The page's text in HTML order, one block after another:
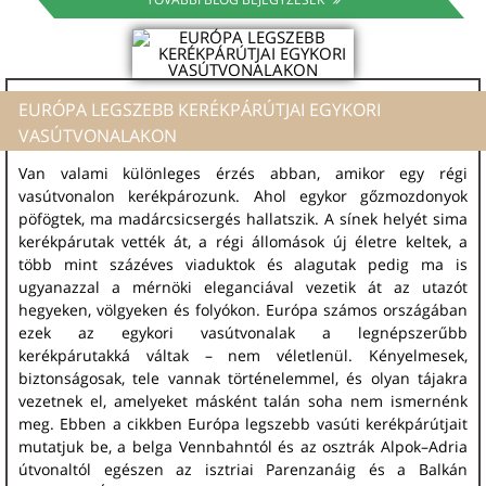
EURÓPA LEGSZEBB KERÉKPÁRÚTJAI EGYKORI
VASÚTVONALAKON
Van valami különleges érzés abban, amikor egy régi
vasútvonalon kerékpározunk. Ahol egykor gőzmozdonyok
pöfögtek, ma madárcsicsergés hallatszik. A sínek helyét sima
kerékpárutak vették át, a régi állomások új életre keltek, a
több mint százéves viaduktok és alagutak pedig ma is
ugyanazzal a mérnöki eleganciával vezetik át az utazót
hegyeken, völgyeken és folyókon. Európa számos országában
ezek az egykori vasútvonalak a legnépszerűbb
kerékpárutakká váltak – nem véletlenül. Kényelmesek,
biztonságosak, tele vannak történelemmel, és olyan tájakra
vezetnek el, amelyeket másként talán soha nem ismernénk
meg. Ebben a cikkben Európa legszebb vasúti kerékpárútjait
mutatjuk be, a belga Vennbahntól és az osztrák Alpok–Adria
útvonaltól egészen az isztriai Parenzanáig és a Balkán